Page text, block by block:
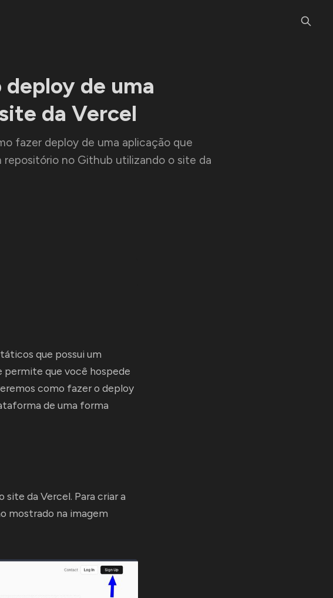
de uma
da Vercel
fazer deploy de uma aplicação que
repositório no Github utilizando o site da
que possui um
permite que você hospede
como fazer o deploy
de uma forma
da Vercel. Para criar a
mostrado na imagem